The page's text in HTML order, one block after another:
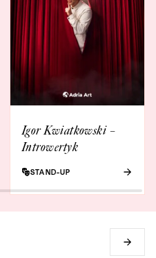
Igor Kwiatkowski –
Introwertyk
STAND-UP